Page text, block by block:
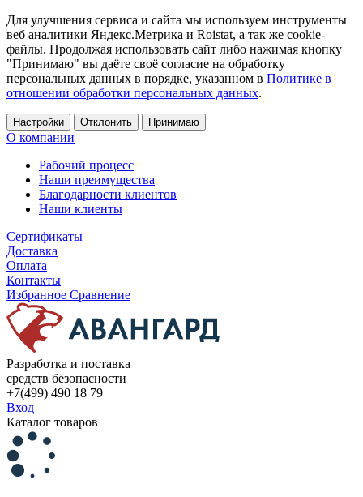
Для улучшения сервиса и сайта мы используем инструменты
веб аналитики Яндекс.Метрика и Roistat, а так же cookie-
файлы. Продолжая использовать сайт либо нажимая кнопку
"Принимаю" вы даёте своё согласие на обработку
персональных данных в порядке, указанном в Политике в
отношении обработки персональных данных.
Настройки Отклонить Принимаю
О компании
Рабочий процесс
Наши преимущества
Благодарности клиентов
Наши клиенты
Сертификаты
Доставка
Оплата
Контакты
Избранное Сравнение
Разработка и поставка
средств безопасности
+7(499) 490 18 79
Вход
Каталог товаров